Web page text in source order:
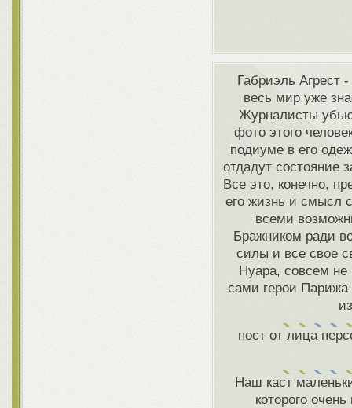
Габриэль Агрест
весь мир уже
Журналисты
фото этого
подиуме в его
отдадут состояние
Все это, конечно,
его жизнь и смысл
всеми
Бражником ради
силы и все свое
Нуара, совсем не
сами герои Парижа
пост от лица
Наш каст
которого